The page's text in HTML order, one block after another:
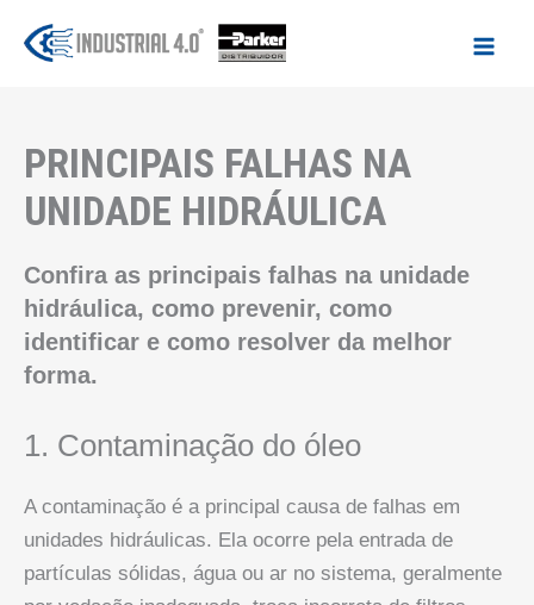
para
PRINCIPAIS FALHAS NA
UNIDADE HIDRÁULICA
Confira as principais falhas na unidade
hidráulica, como prevenir, como
identificar e como resolver da melhor
forma.
1. Contaminação do óleo
A contaminação é a principal causa de falhas em
unidades hidráulicas. Ela ocorre pela entrada de
partículas sólidas, água ou ar no sistema, geralmente